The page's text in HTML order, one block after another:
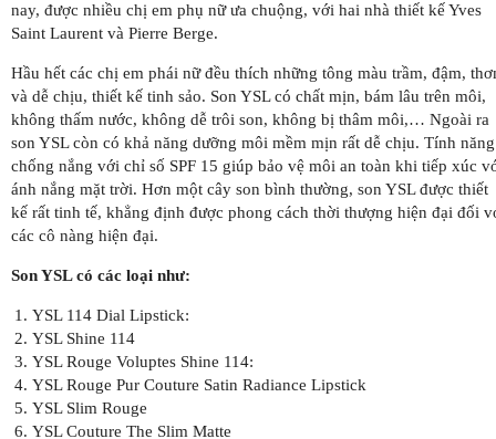
nay, được nhiều chị em phụ nữ ưa chuộng, với hai nhà thiết kế Yves
Saint Laurent và Pierre Berge.
Hầu hết các chị em phái nữ đều thích những tông màu trầm, đậm,
và dễ chịu, thiết kế tinh sảo. Son YSL có chất mịn, bám lâu trên môi,
không thấm nước, không dễ trôi son, không bị thâm môi,… Ngoài ra
son YSL còn có khả năng dưỡng môi mềm mịn rất dễ chịu. Tính năng
chống nắng với chỉ số SPF 15 giúp bảo vệ môi an toàn khi tiếp xúc
ánh nắng mặt trời. Hơn một cây son bình thường, son YSL được thiết
kế rất tinh tế, khẳng định được phong cách thời thượng hiện đại đối
các cô nàng hiện đại.
Son YSL có các loại như:
YSL 114 Dial Lipstick:
YSL Shine 114
YSL Rouge Voluptes Shine 114:
YSL Rouge Pur Couture Satin Radiance Lipstick
YSL Slim Rouge
YSL Couture The Slim Matte